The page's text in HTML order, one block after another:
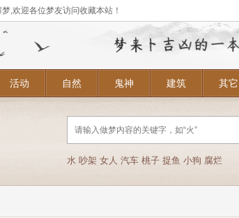
,欢迎各位梦友访问收藏本站！
活动 自然 鬼神 建筑 其它
水 吵架 女人 汽车 桃子 捉鱼 小狗 腐烂